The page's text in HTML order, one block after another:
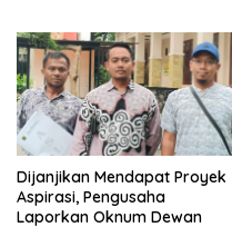
Dijanjikan Mendapat Proyek
Aspirasi, Pengusaha
Laporkan Oknum Dewan